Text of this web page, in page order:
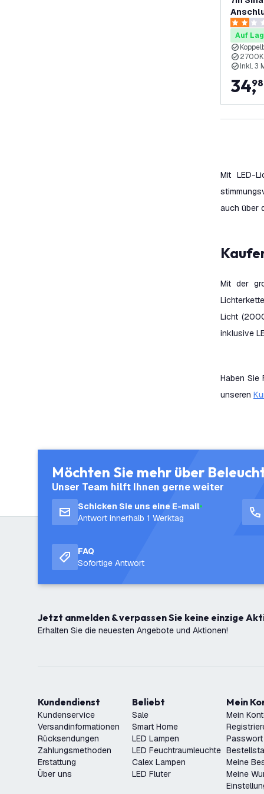
2
Auf
Inkl. 3
34,
98
Mit LED-
auch über
Mit der
Licht
inklusive
Haben Sie
unseren
Möchten Sie mehr über
Unser Team hilft Ihnen gerne weiter
Schicken Sie uns eine E-mail
Antwort innerhalb 1 Werktag
FAQ
Sofortige Antwort
Jetzt anmelden & verpassen Sie keine einzige
Erhalten Sie die neuesten Angebote und Aktionen!
Kundendienst
Kundenservice
Versandinformationen
Rücksendungen
Zahlungsmethoden
Erstattung
Über uns
Beliebt
Sale
Smart Home
LED Lampen
LED Feuchtraumleuchte
Calex Lampen
LED Fluter
Mein
Mein
Meine
Meine